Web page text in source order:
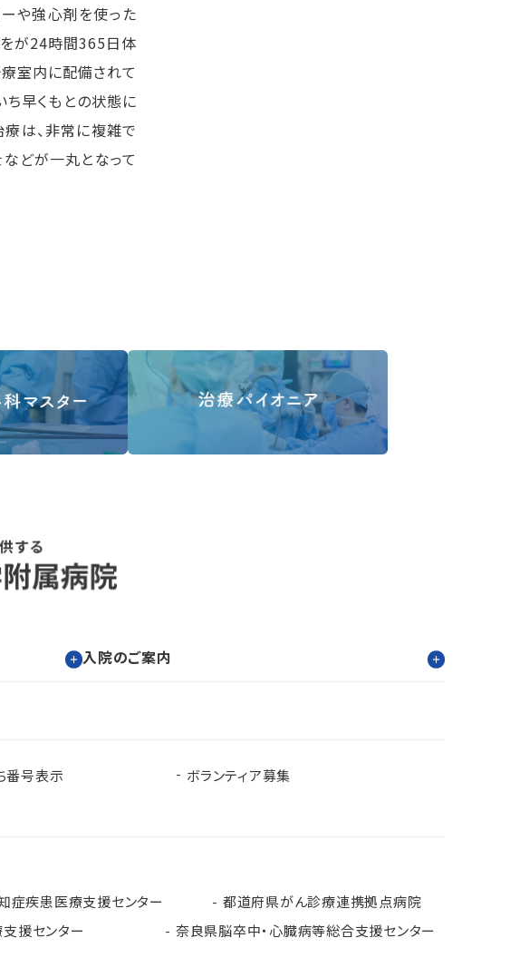
や強心剤を使った
が24時間365日体
室内に配備されて
早くもとの状態に
は、非常に複雑で
どが一丸となって
入院のご案内
番号表示 ボランティア募集
症疾患医療支援センター
都道府県がん診療連携拠点病院
援センター
奈良県脳卒中・心臓病等総合支援センター